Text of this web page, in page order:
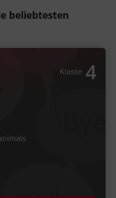
beliebtesten
Klasse 4